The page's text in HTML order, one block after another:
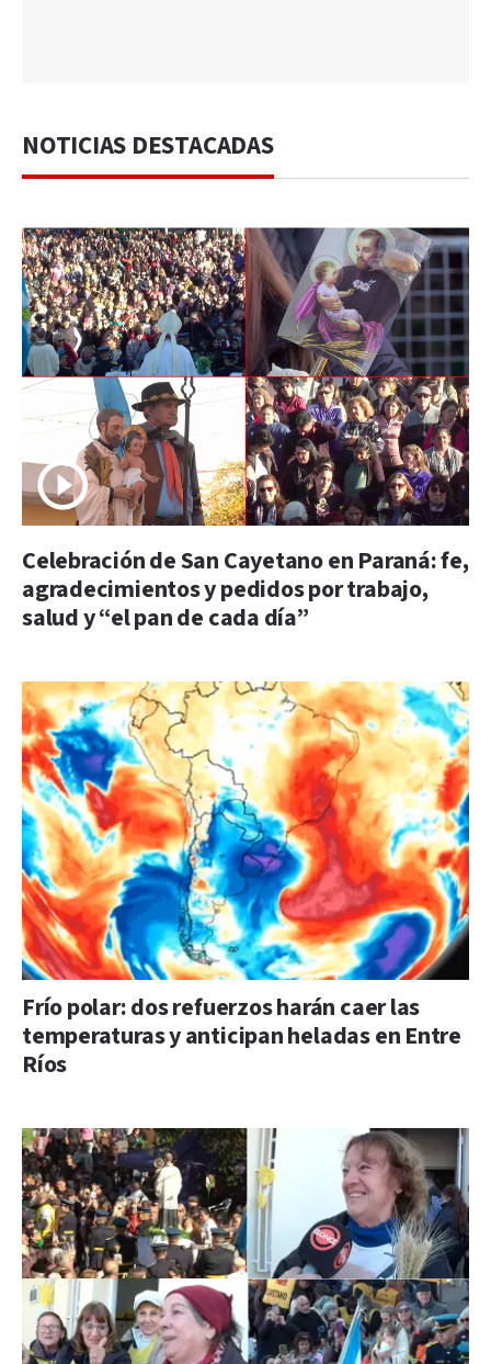
NOTICIAS DESTACADAS
Celebración de San Cayetano en Paraná: fe,
agradecimientos y pedidos por trabajo,
salud y “el pan de cada día”
Frío polar: dos refuerzos harán caer las
temperaturas y anticipan heladas en Entre
Ríos